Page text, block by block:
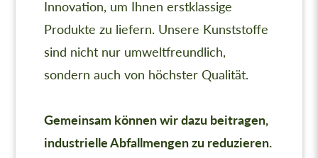
Innovation, um Ihnen erstklassige
Produkte zu liefern. Unsere Kunststoffe
sind nicht nur umweltfreundlich,
sondern auch von höchster Qualität.
Gemeinsam können wir dazu beitragen,
industrielle Abfallmengen zu reduzieren.